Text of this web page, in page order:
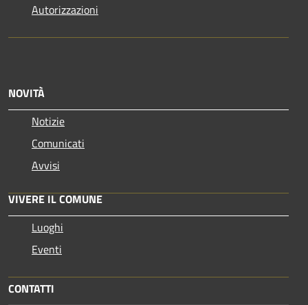
Autorizzazioni
NOVITÀ
Notizie
Comunicati
Avvisi
VIVERE IL COMUNE
Luoghi
Eventi
CONTATTI